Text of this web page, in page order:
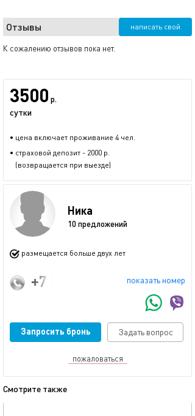
Отзывы написать свой
К сожалению отзывов пока нет.
3500 р.
сутки
• цена включает проживание 4 чел.
• страховой депозит - 2000 р.
(возвращается при выезде)
Ника
10 предложений
размещается больше двух лет
показать номер
+7 (9274242983
Запросить бронь Задать вопрос
пожаловаться
Смотрите также